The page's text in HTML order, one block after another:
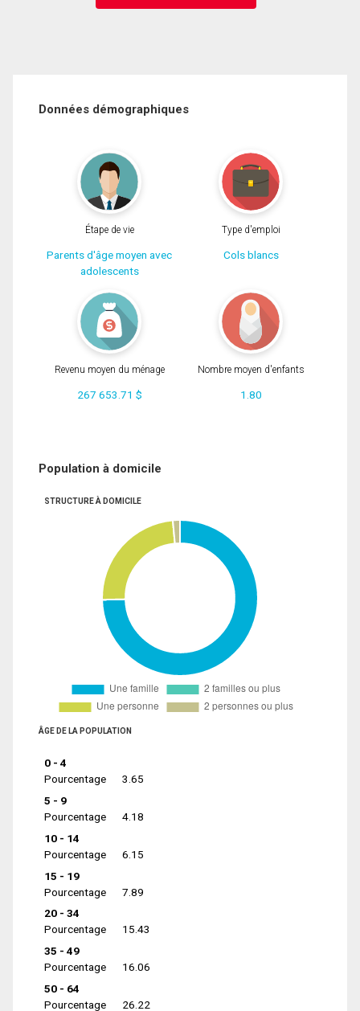
Données démographiques
Étape de vie
Parents d'âge moyen avec
adolescents
Type d'emploi
Cols blancs
Revenu moyen du ménage
267 653.71 $
Nombre moyen d'enfants
1.80
Population à domicile
STRUCTURE À DOMICILE
ÂGE DE LA POPULATION
0 - 4
Pourcentage
3.65
5 - 9
Pourcentage
4.18
10 - 14
Pourcentage
6.15
15 - 19
Pourcentage
7.89
20 - 34
Pourcentage
15.43
35 - 49
Pourcentage
16.06
50 - 64
Pourcentage
26.22